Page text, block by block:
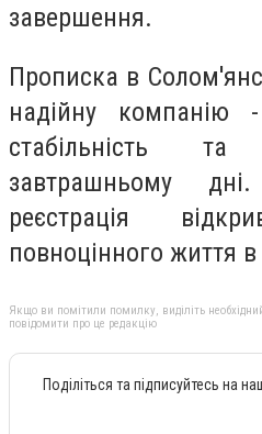
завершення.
Прописка в
надійну компанію
стабільність
завтрашньому
реєстрація
повноцінного життя в
Якщо ви помітили помилку, виділіть
повідомити про це редакцію
Поділіться та підписуйтесь на